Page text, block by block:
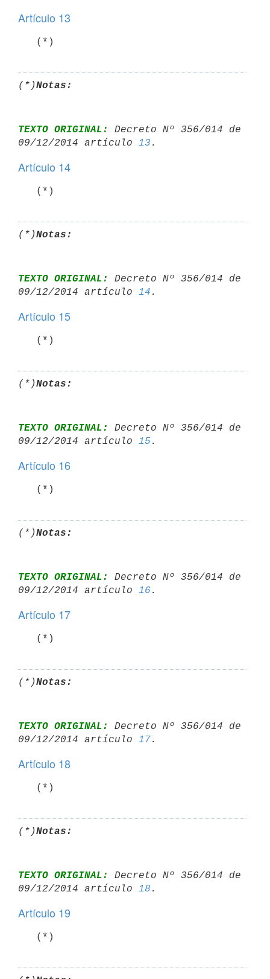
Artículo 13
   (*)
(*)Notas:
TEXTO ORIGINAL:
Decreto Nº 356/014 de
09/12/2014 artículo 13
Artículo 14
   (*)
(*)Notas:
TEXTO ORIGINAL:
Decreto Nº 356/014 de
09/12/2014 artículo 14
Artículo 15
   (*)
(*)Notas:
TEXTO ORIGINAL:
Decreto Nº 356/014 de
09/12/2014 artículo 15
Artículo 16
   (*)
(*)Notas:
TEXTO ORIGINAL:
Decreto Nº 356/014 de
09/12/2014 artículo 16
Artículo 17
   (*)
(*)Notas:
TEXTO ORIGINAL:
Decreto Nº 356/014 de
09/12/2014 artículo 17
Artículo 18
   (*)
(*)Notas:
TEXTO ORIGINAL:
Decreto Nº 356/014 de
09/12/2014 artículo 18
Artículo 19
   (*)